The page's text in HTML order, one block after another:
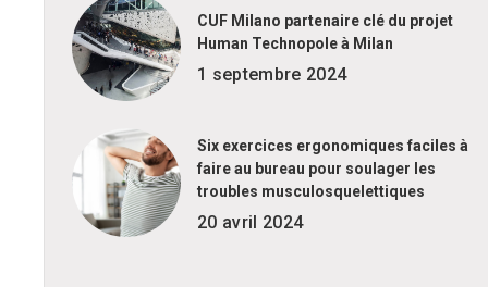
CUF Milano partenaire clé du projet
Human Technopole à Milan
1 septembre 2024
Six exercices ergonomiques faciles à
faire au bureau pour soulager les
troubles musculosquelettiques
20 avril 2024